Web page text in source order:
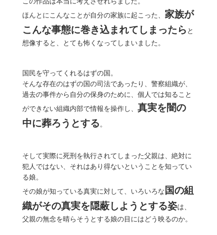
ほんとにこんなことが自分の家族に起こった、 家族が
こんな事態に巻き込まれてしまったら と
想像すると、とても怖くなってしまいました。
国民を守ってくれるはずの国。
そんな存在のはずの国の司法であったり、警察組織が、
過去の事件から自分の保身のために、個人では知ること
ができない組織内部で情報を操作し、 真実を闇の
中に葬ろうとする 。
そして実際に死刑を執行されてしまった父親は、絶対に
犯人ではない、それはあり得ないということを知ってい
る娘。
その娘が知っている真実に対して、いろいろな 国の組
織がその真実を隠蔽しようとする姿は、
父親の無念を晴らそうとする娘の目にはどう映るのか。